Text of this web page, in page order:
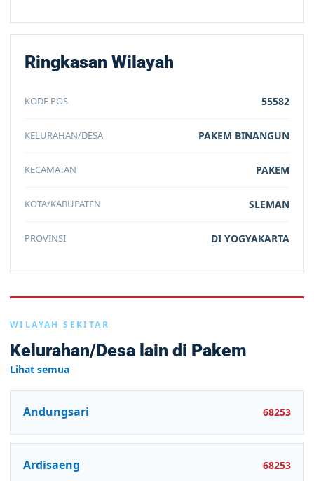
Ringkasan Wilayah
KODE POS 55582
KELURAHAN/DESA PAKEM BINANGUN
KECAMATAN PAKEM
KOTA/KABUPATEN SLEMAN
PROVINSI DI YOGYAKARTA
WILAYAH SEKITAR
Kelurahan/Desa lain di Pakem
Lihat semua
Andungsari 68253
Ardisaeng 68253